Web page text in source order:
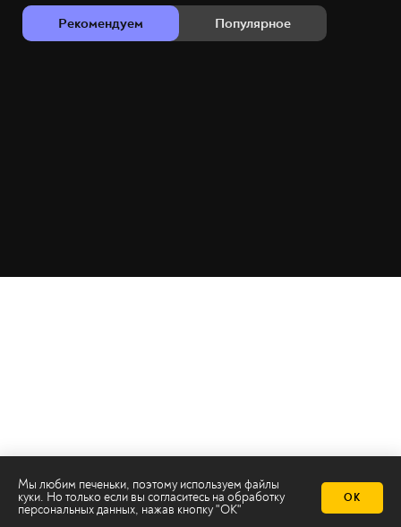
Рекомендуем Популярное
Мы любим печеньки, поэтому используем файлы
куки. Но только если вы согласитесь на обработку
персональных данных, нажав кнопку "ОК"
ОК